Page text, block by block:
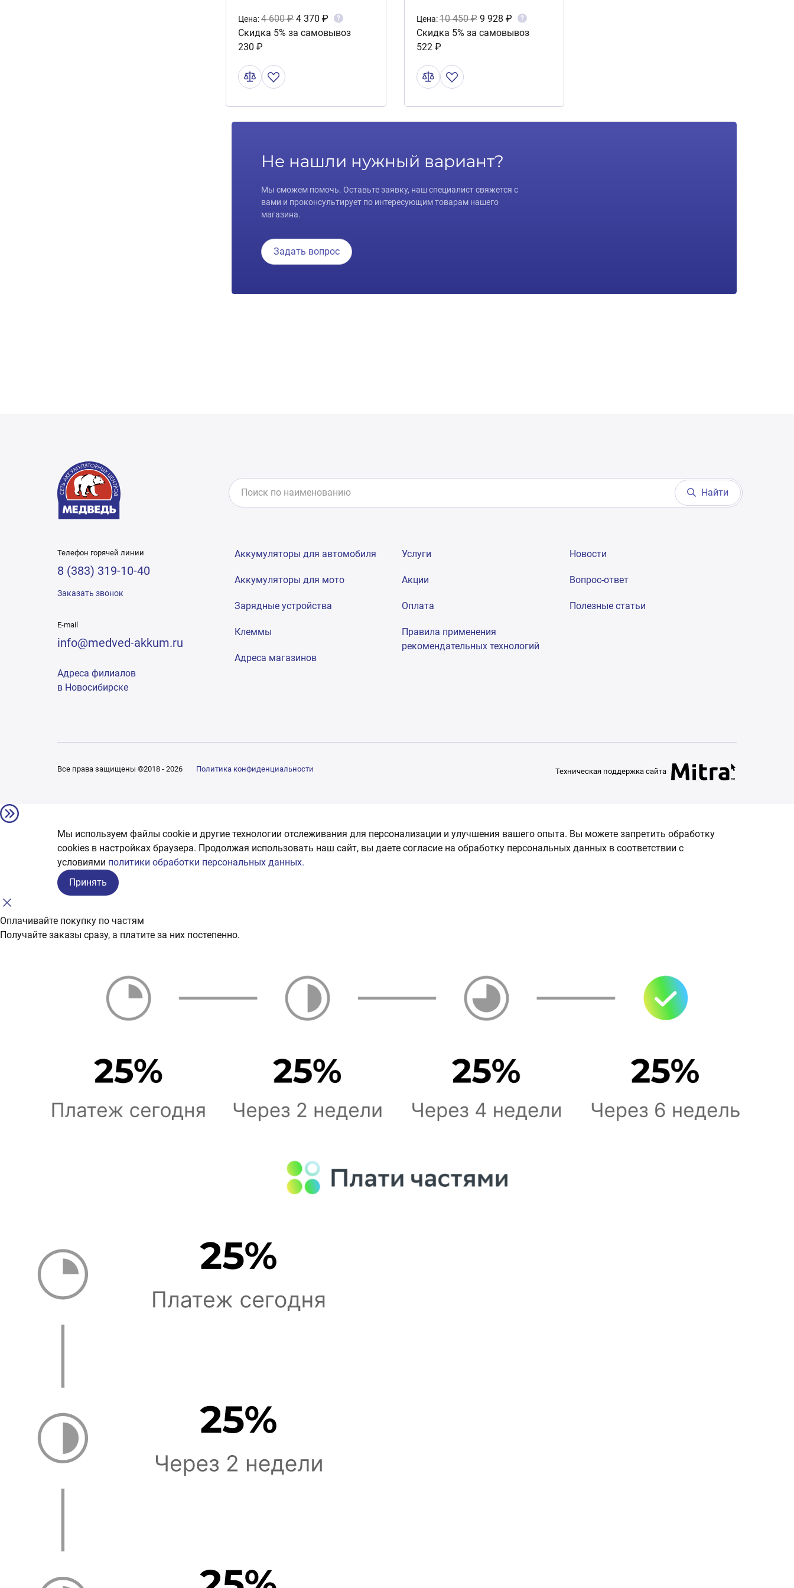
Цена:4 600 ₽ 4 370 ₽ ?
Скидка 5% за самовывоз
230 ₽
Цена:10 450 ₽ 9 928 ₽ ?
Скидка 5% за самовывоз
522 ₽
Не нашли нужный вариант?
Мы сможем помочь. Оставьте заявку, наш специалист свяжется с
вами и проконсультирует по интересующим товарам нашего
магазина.
Задать вопрос
Найти
Телефон горячей линии
8 (383) 319-10-40
Заказать звонок
E-mail
info@medved-akkum.ru
Адреса филиалов
в Новосибирске
Аккумуляторы для автомобиля
Аккумуляторы для мото
Зарядные устройства
Клеммы
Адреса магазинов
Услуги
Акции
Оплата
Правила применения
рекомендательных технологий
Новости
Вопрос-ответ
Полезные статьи
Все права защищены ©2018 - 2026 Политика конфиденциальности Техническая поддержка сайта
Мы используем файлы cookie и другие технологии отслеживания для персонализации и улучшения вашего опыта. Вы можете запретить обработку
сookies в настройках браузера. Продолжая использовать наш сайт, вы даете согласие на обработку персональных данных в соответствии с
условиями политики обработки персональных данных.
Принять
Оплачивайте покупку по частям
Получайте заказы сразу, а платите за них постепенно.